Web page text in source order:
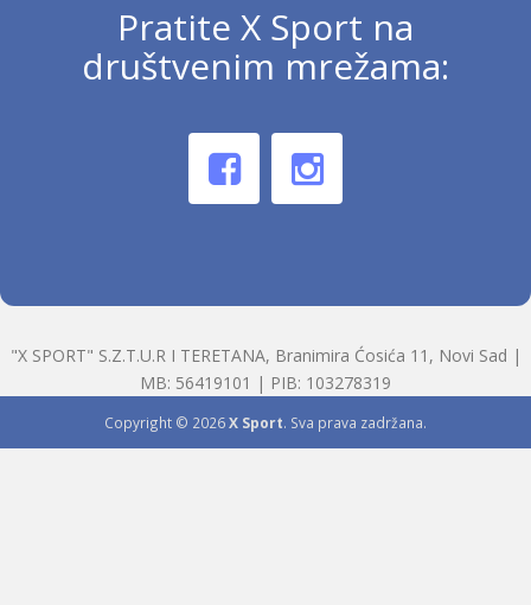
Pratite X Sport na
društvenim mrežama:
"X SPORT" S.Z.T.U.R I TERETANA, Branimira Ćosića 11, Novi Sad |
MB: 56419101 | PIB: 103278319
Copyright © 2026X Sport. Sva prava zadržana.